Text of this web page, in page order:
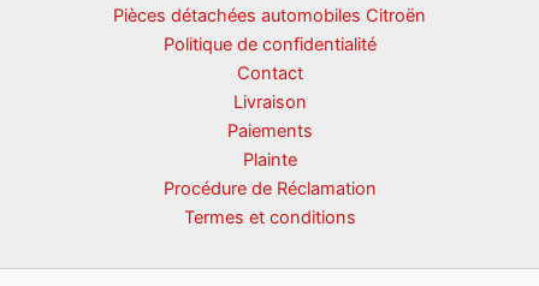
Pièces détachées automobiles Citroën
Politique de confidentialité
Contact
Livraison
Paiements
Plainte
Procédure de Réclamation
Termes et conditions